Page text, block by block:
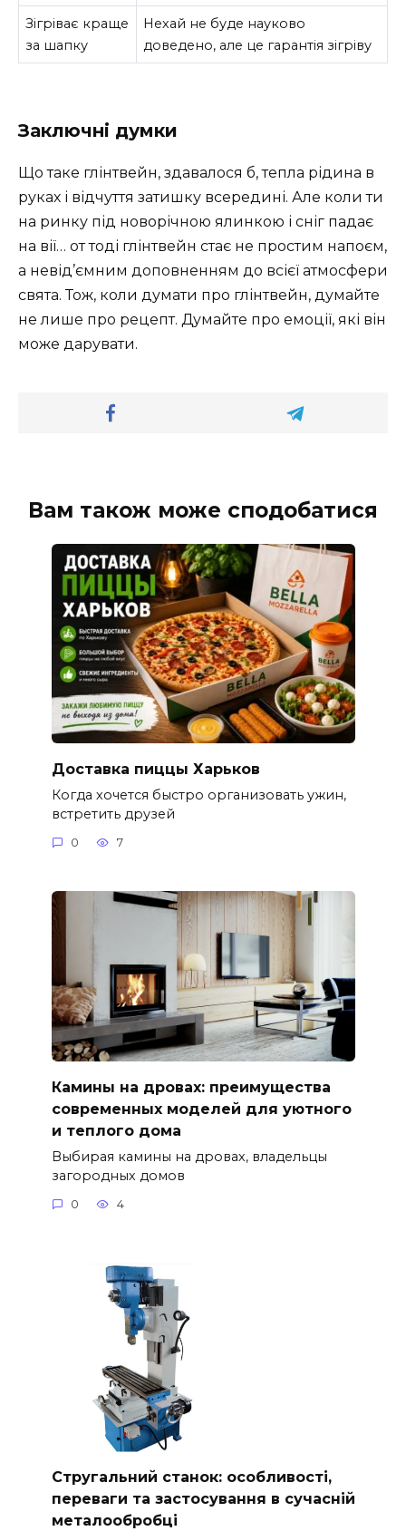
Зігріває краще
за шапку
Нехай не буде науково
доведено, але це гарантія зігріву
Заключні думки
Що таке глінтвейн, здавалося б, тепла рідина в
руках і відчуття затишку всередині. Але коли ти
на ринку під новорічною ялинкою і сніг падає
на вії… от тоді глінтвейн стає не простим напоєм,
а невід’ємним доповненням до всієї атмосфери
свята. Тож, коли думати про глінтвейн, думайте
не лише про рецепт. Думайте про емоції, які він
може дарувати.
Вам також може сподобатися
Доставка пиццы Харьков
Когда хочется быстро организовать ужин,
встретить друзей
0 7
Камины на дровах: преимущества
современных моделей для уютного
и теплого дома
Выбирая камины на дровах, владельцы
загородных домов
0 4
Стругальний станок: особливості,
переваги та застосування в сучасній
металообробці